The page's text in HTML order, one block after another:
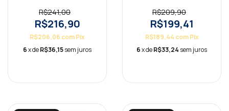
R$241,00
R$216,90
R$206,06 comPix
6x deR$36,15sem juros
R$209,90
R$199,41
R$189,44 com Pix
6x deR$33,24 sem juros